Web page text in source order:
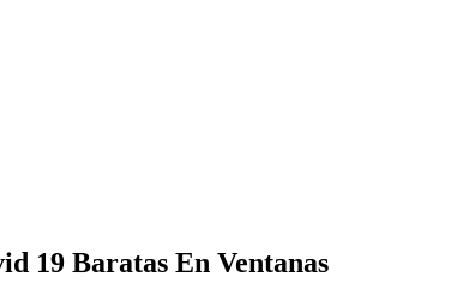
19 Baratas En Ventanas